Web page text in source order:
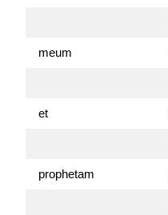
meum
et
prophetam